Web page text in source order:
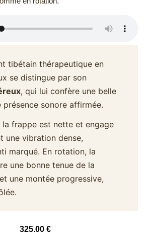
tibétain thérapeutique en
se distingue par son
, qui lui confère une belle
sonore affirmée.
la frappe est nette et engage
une vibration dense,
marqué. En rotation, la
une bonne tenue de la
une montée progressive,
325.00 €